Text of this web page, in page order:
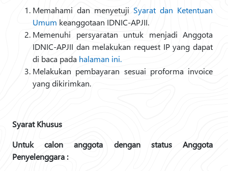
Memahami dan menyetuji Syarat dan Ketentuan
Umum keanggotaan IDNIC-APJII.
Memenuhi persyaratan untuk menjadi Anggota
IDNIC-APJII dan melakukan request IP yang dapat
di baca pada halaman ini.
Melakukan pembayaran sesuai proforma invoice
yang dikirimkan.
Syarat Khusus
Untuk calon anggota dengan status Anggota
Penyelenggara :